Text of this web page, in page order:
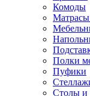
Комоды
Матрасы
Полки
Пуфики
Столы и